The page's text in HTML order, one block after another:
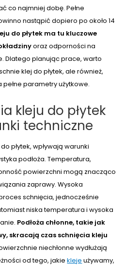
co najmniej dobę. Pełne
nastąpić dopiero po około 14
do płytek ma tu kluczowe
oraz odporności na
Dlatego planując prace, warto
klej do płytek, ale również,
parametry użytkowe.
kleju do płytek
techniczne
płytek, wpływają warunki
podłoża. Temperatura,
powierzchni mogą znacząco
zaprawy. Wysoka
schnięcia, jednocześnie
niska temperatura i wysoka
Podłoża chłonne, takie jak
skracają czas schnięcia kleju
niechłonne wydłużają
od tego, jakiekleje używamy,